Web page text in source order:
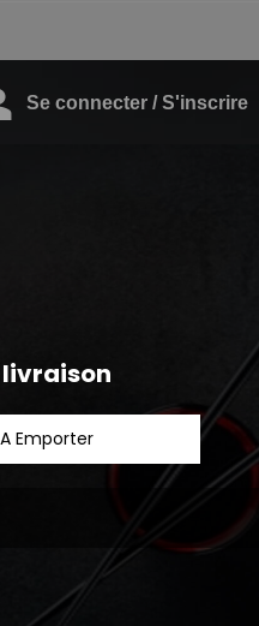
Se connecter / S'inscrire
PLATEAU